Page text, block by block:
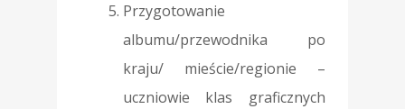
Przygotowanie
albumu/przewodnika po
kraju/ mieście/regionie –
uczniowie klas graficznych